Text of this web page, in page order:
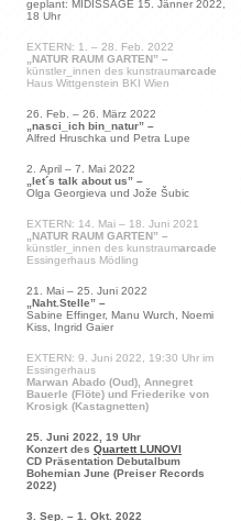
geplant: MIDISSAGE 15. Jänner 2022,
18 Uhr
EXTERN: 1. – 28. Feb. 2022
„NATUR RAUM GARTEN” –
künstler_innen des kunstraumarcade
Haus Wittgenstein BKI Wien
26. Feb. – 26. März 2022
„nasci_ich bin_natur” –
Alfred Hruschka und Petra Lupe
2. April – 7. Mai 2022
„let´s talk about us” –
Olga Georgieva und Jože Šubic
EXTERN: 14. Mai – 18. Juni 2021
„NATUR RAUM GARTEN” –
künstler_innen des kunstraumarcade
Essingerhaus Mödling
21. Mai – 25. Juni 2022
„Naht.Stelle” –
Sabine Effinger, Manu Wurch, Noemi
Kiss, Ingrid Gaier
EXTERN: 9. Juni 2022, 19:30 Uhr im
Essingerhaus
Marwan Abado (Oud), Annegret
Bauerle (Flöte) und Friederike von
Krosigk (Kastagnetten)
25. Juni 2022, 19 Uhr
Konzert des Quartett LUNOVI
CD Präsentation Debutalbum
Bohemian June (Preiser Records
2022)
3. Sep. – 1. Okt. 2022